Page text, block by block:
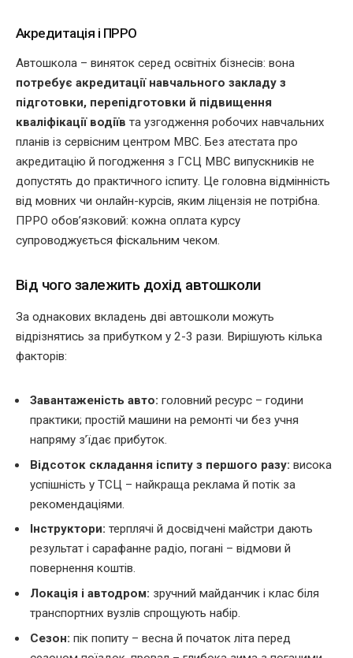
Акредитація і ПРРО
Автошкола – виняток серед освітніх бізнесів: вона
потребує акредитації навчального закладу з
підготовки, перепідготовки й підвищення
кваліфікації водіїв та узгодження робочих навчальних
планів із сервісним центром МВС. Без атестата про
акредитацію й погодження з ГСЦ МВС випускників не
допустять до практичного іспиту. Це головна відмінність
від мовних чи онлайн-курсів, яким ліцензія не потрібна.
ПРРО обов’язковий: кожна оплата курсу
супроводжується фіскальним чеком.
Від чого залежить дохід автошколи
За однакових вкладень дві автошколи можуть
відрізнятись за прибутком у 2-3 рази. Вирішують кілька
факторів:
Завантаженість авто: головний ресурс – години
практики; простій машини на ремонті чи без учня
напряму з’їдає прибуток.
Відсоток складання іспиту з першого разу: висока
успішність у ТСЦ – найкраща реклама й потік за
рекомендаціями.
Інструктори: терплячі й досвідчені майстри дають
результат і сарафанне радіо, погані – відмови й
повернення коштів.
Локація і автодром: зручний майданчик і клас біля
транспортних вузлів спрощують набір.
Сезон: пік попиту – весна й початок літа перед